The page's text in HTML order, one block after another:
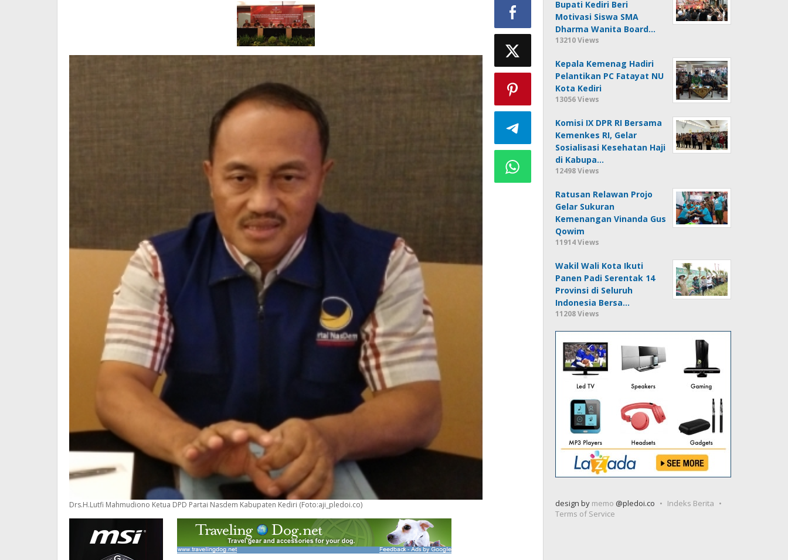
Drs.H.Lutfi Mahmudiono Ketua DPD Partai Nasdem Kabupaten Kediri (Foto:aji_pledoi.co)
Bupati Kediri Beri
Motivasi Siswa SMA
Dharma Wanita Board…
13210 Views
Kepala Kemenag Hadiri
Pelantikan PC Fatayat NU
Kota Kediri
13056 Views
Komisi IX DPR RI Bersama
Kemenkes RI, Gelar
Sosialisasi Kesehatan Haji
di Kabupa…
12498 Views
Ratusan Relawan Projo
Gelar Sukuran
Kemenangan Vinanda Gus
Qowim
11914 Views
Wakil Wali Kota Ikuti
Panen Padi Serentak 14
Provinsi di Seluruh
Indonesia Bersa…
11208 Views
design by memo @pledoi.co
Indeks Berita
Terms of Service